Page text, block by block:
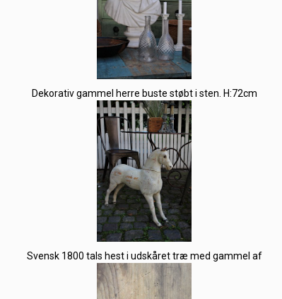
Dekorativ gammel herre buste støbt i sten. H:72cm
Svensk 1800 tals hest i udskåret træ med gammel af